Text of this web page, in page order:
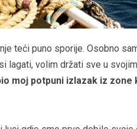
teći puno sporije. Osobno
lagati, volim držati sve u
moj potpuni izlazak iz